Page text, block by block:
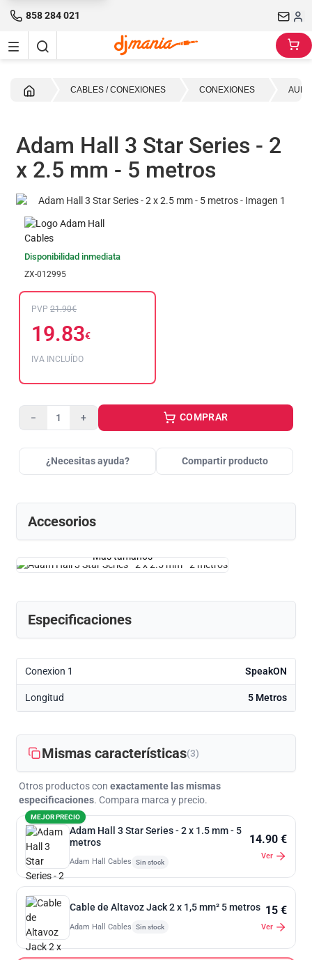
858 284 021
CABLES / CONEXIONES CONEXIONES
Adam Hall 3 Star Series - 2
x 2.5 mm - 5 metros
Disponibilidad inmediata
ZX-012995
PVP 21.90€
19.83€
IVA INCLUÍDO
− + COMPRAR
¿Necesitas ayuda? Compartir producto
Accesorios
Más tamaños
Especificaciones
Conexion 1 SpeakON
Longitud 5 Metros
Mismas características(3)
Otros productos con exactamente las mismas
especificaciones. Compara marca y precio.
MEJOR PRECIO
Adam Hall 3 Star Series - 2 x 1.5 mm - 5
metros
Adam Hall Cables Sin stock
14.90 €
Ver
Cable de Altavoz Jack 2 x 1,5 mm² 5 metros
Adam Hall Cables Sin stock
15 €
Ver